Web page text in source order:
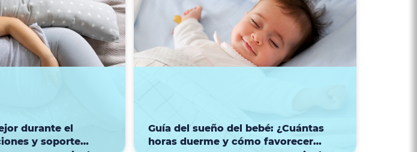
durante el
y soporte
Guía del sueño del bebé: ¿Cuántas
horas duerme y cómo favorecer